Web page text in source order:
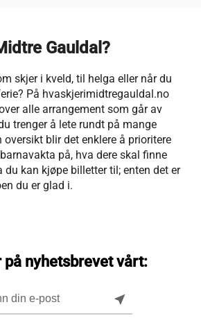
Gauldal?
skjer i kveld, til helga eller når du
På hvaskjerimidtregauldal.no
alle arrangement som går av
trenger å lete rundt på mange
oversikt blir det enklere å prioritere
på, hva dere skal finne
du kan kjøpe billetter til; enten det er
du er glad i.
på nyhetsbrevet vårt:
near_me